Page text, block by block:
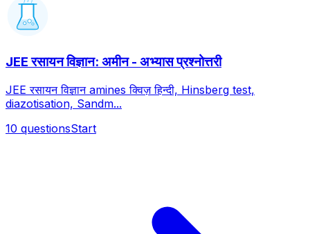
JEE रसायन विज्ञान: अमीन - अभ्यास प्रश्नोत्तरी
JEE रसायन विज्ञान amines क्विज़ हिन्दी, Hinsberg test,
diazotisation, Sandm...
10 questionsStart